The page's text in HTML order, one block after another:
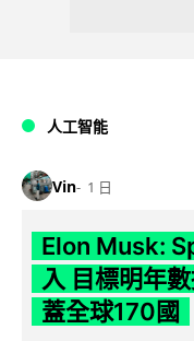
人工智能
Vin 1 日
Elon Musk:
入 目標明年
蓋全球170國